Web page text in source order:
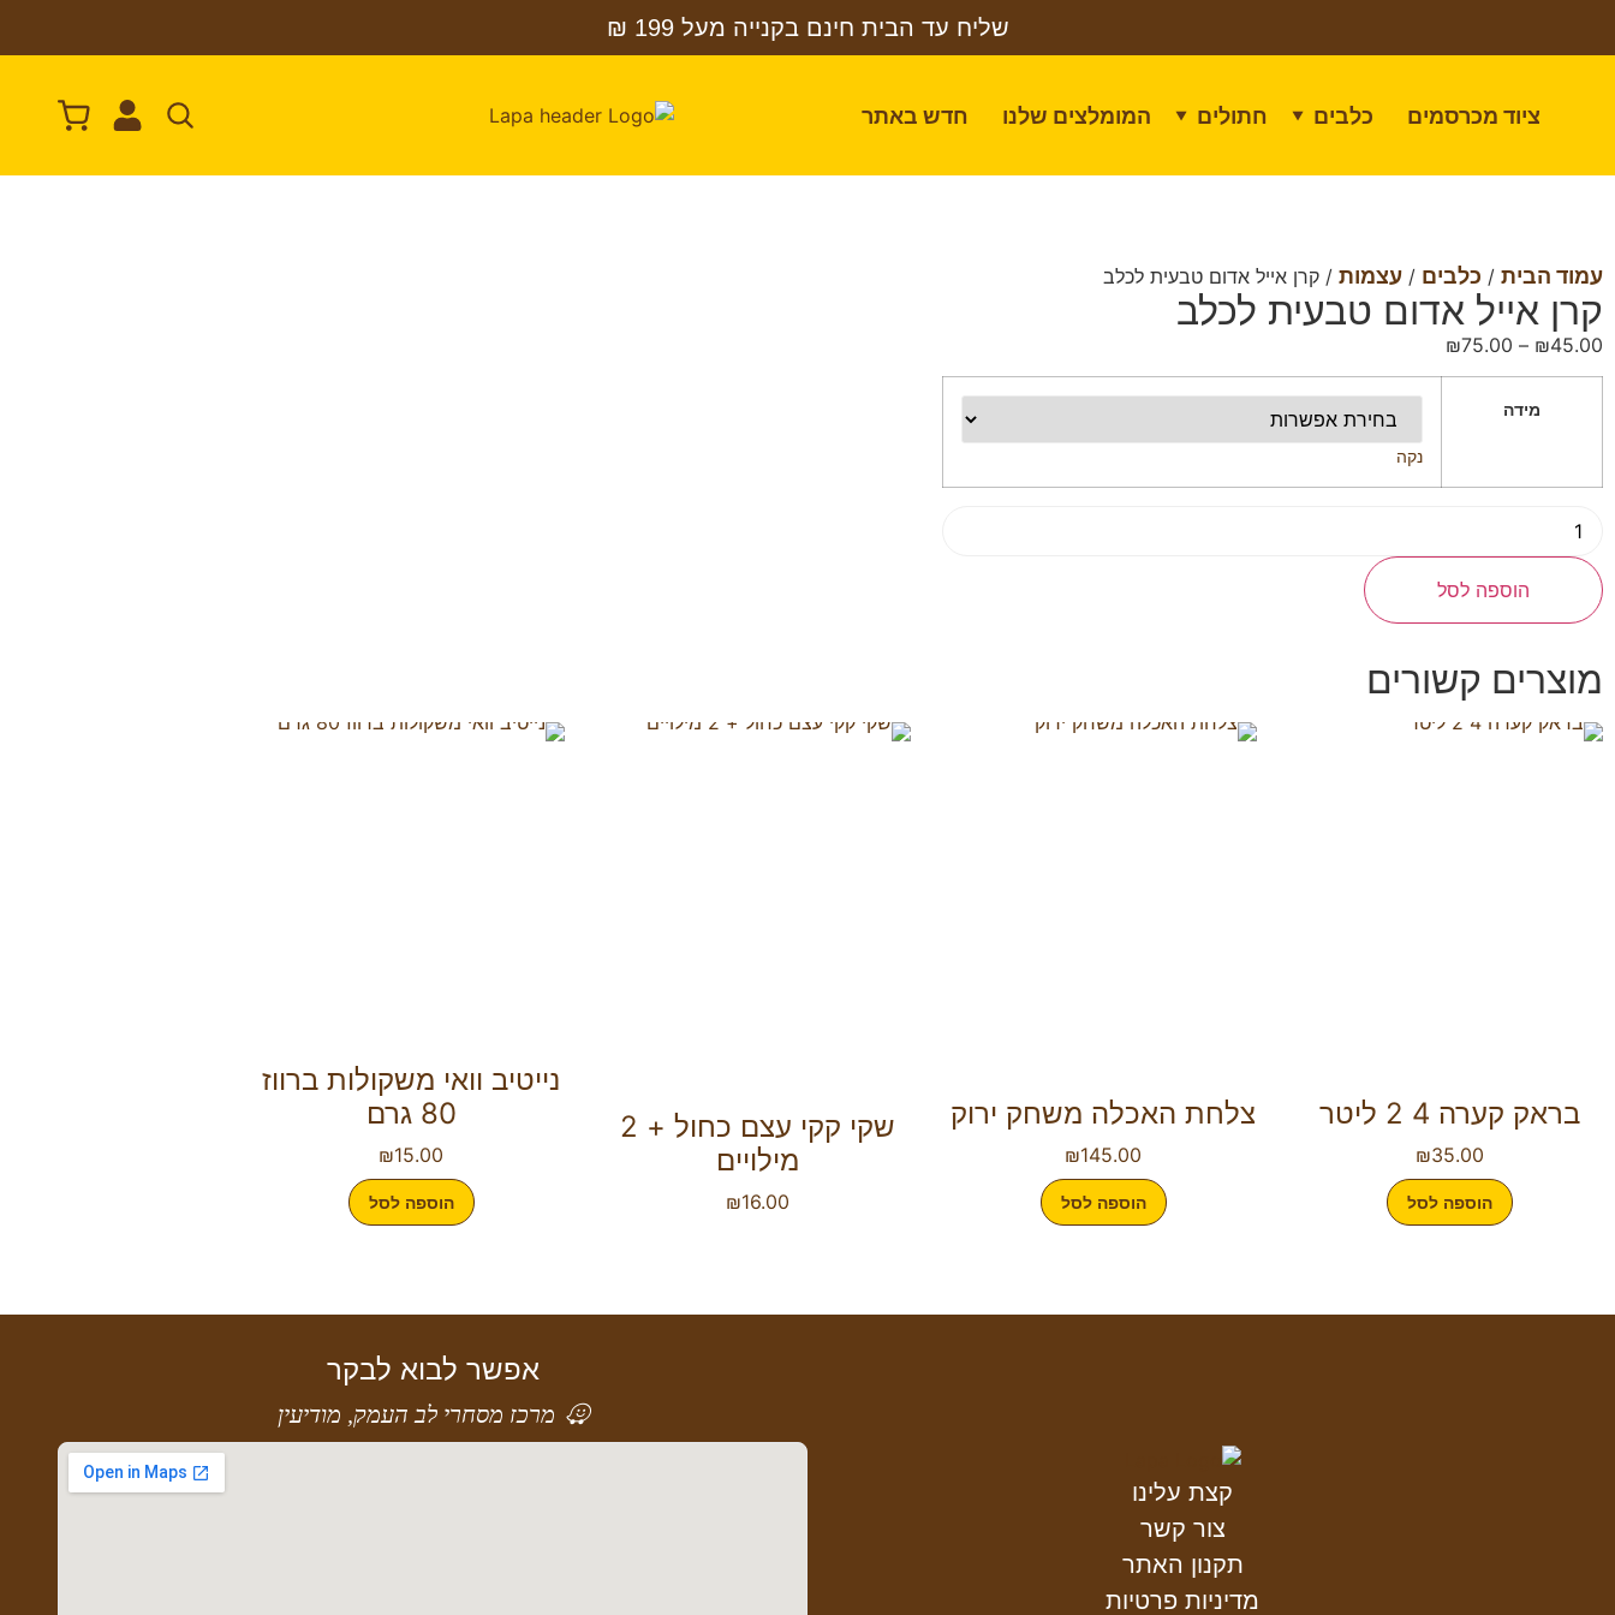
שליח עד הבית חינם בקנייה מעל 199 ₪
ציוד מכרסמים כלבים ▼ חתולים ▼ המומלצים שלנו חדש באתר
עמוד הבית / כלבים / עצמות / קרן אייל אדום טבעית לכלב
קרן אייל אדום טבעית לכלב
₪45.00
–
₪75.00
מידה
נקה
הוספה לסל
מוצרים קשורים
בראק קערה 4 2 ליטר
₪35.00
הוספה לסל
צלחת האכלה משחק ירוק
₪145.00
הוספה לסל
שקי קקי עצם כחול + 2
מילויים
₪16.00
נייטיב וואי משקולות ברווז
80 גרם
₪15.00
הוספה לסל
קצת עלינו
צור קשר
תקנון האתר
מדיניות פרטיות
אפשר לבוא לבקר
מרכז מסחרי לב העמק, מודיעין